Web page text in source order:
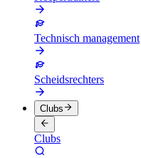
Technisch management
Scheidsrechters
Clubs
Clubs